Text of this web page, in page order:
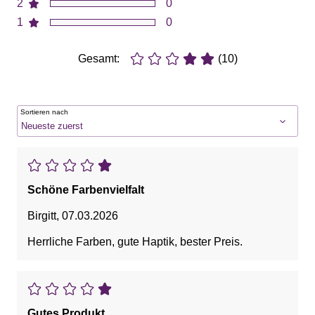
2
1
0
0
Gesamt: (10)
Sortieren nach
Schöne Farbenvielfalt
Birgitt, 07.03.2026
Herrliche Farben, gute Haptik, bester Preis.